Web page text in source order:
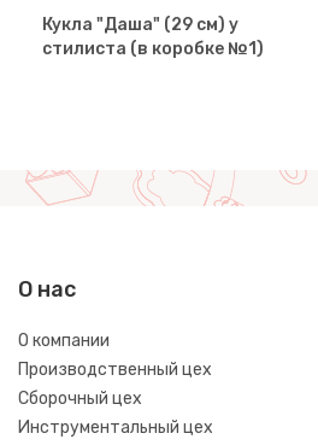
Кукла "Даша" (29 см) у
стилиста (в коробке №1)
О нас
О компании
Производственный цех
Сборочный цех
Инструментальный цех